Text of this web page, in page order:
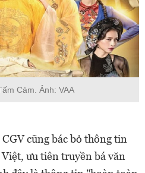
Cám. Ảnh: VAA
cũng bác bỏ thông tin
ưu tiên truyền bá văn